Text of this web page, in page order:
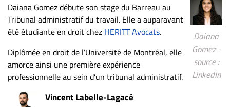
CABINETS
ET
ENTREPRISES
Espace
entreprises
entreprises
Daiana
Gomez -
source :
LinkedIn
Daiana Gomez débute son stage du Barreau au
Tribunal administratif du travail. Elle a auparavant
été étudiante en droit chez HERITT Avocats.
Diplômée en droit de l’Université de Montréal, elle
amorce ainsi une première expérience
professionnelle au sein d’un tribunal administratif.
Vincent Labelle-Lagacé